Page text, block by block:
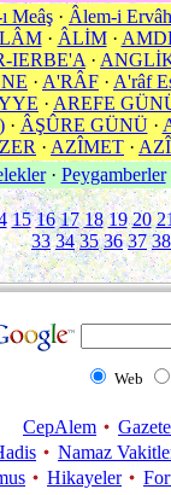
Meâş · Âlem-i Ervâh
· ÂLİM·
IERBE'A ·
· A'RÂF · A'râf
· AREFE
· ÂŞÛRE GÜNÜ·
· AZÎMET ·
· Peygamberler
15 16 17 18 19 20
33 34 35 36 37 38
Web
CepAlem
Namaz
Hikayeler